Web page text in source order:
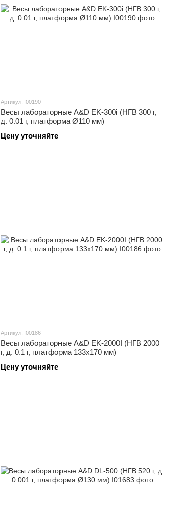
Артикул: I00190
Весы лабораторные A&D EK-300i (НГВ 300 г,
д. 0.01 г, платформа Ø110 мм)
Цену уточняйте
Артикул: I00186
Весы лабораторные A&D EK-2000I (НГВ 2000
г, д. 0.1 г, платформа 133х170 мм)
Цену уточняйте